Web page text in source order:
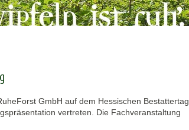
GmbH auf dem Hessischen Bestattertag
vertreten. Die Fachveranstaltung